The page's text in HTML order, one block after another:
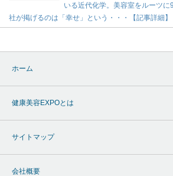
いる近代化学。美容室をルーツ
社が掲げるのは「幸せ」という・・・【記事詳細】
ホーム
健康美容EXPOとは
サイトマップ
会社概要